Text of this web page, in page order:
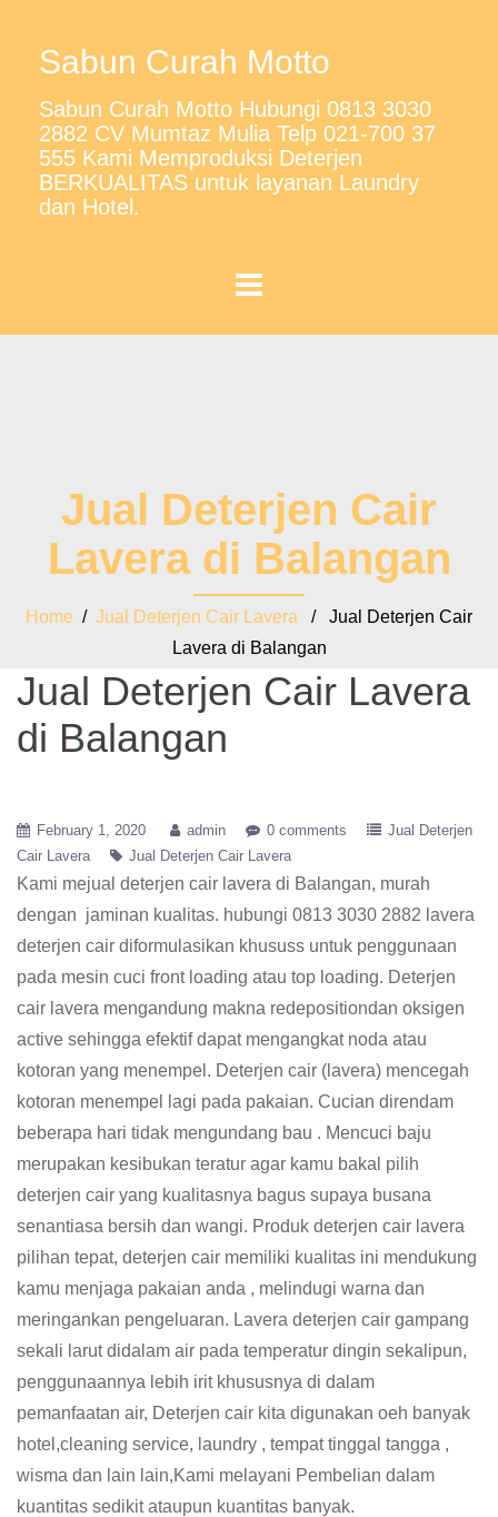
Sabun Curah Motto
Sabun Curah Motto Hubungi 0813 3030
2882 CV Mumtaz Mulia Telp 021-700 37
555 Kami Memproduksi Deterjen
BERKUALITAS untuk layanan Laundry
dan Hotel.
Jual Deterjen Cair
Lavera di Balangan
Home / Jual Deterjen Cair Lavera / Jual Deterjen Cair
Lavera di Balangan
Jual Deterjen Cair Lavera
di Balangan
February 1, 2020 admin 0 comments
Jual Deterjen
Cair Lavera
Jual Deterjen Cair Lavera
Kami mejual deterjen cair lavera di Balangan, murah
dengan jaminan kualitas. hubungi 0813 3030 2882 lavera
deterjen cair diformulasikan khususs untuk penggunaan
pada mesin cuci front loading atau top loading. Deterjen
cair lavera mengandung makna redepositiondan oksigen
active sehingga efektif dapat mengangkat noda atau
kotoran yang menempel. Deterjen cair (lavera) mencegah
kotoran menempel lagi pada pakaian. Cucian direndam
beberapa hari tidak mengundang bau . Mencuci baju
merupakan kesibukan teratur agar kamu bakal pilih
deterjen cair yang kualitasnya bagus supaya busana
senantiasa bersih dan wangi. Produk deterjen cair lavera
pilihan tepat, deterjen cair memiliki kualitas ini mendukung
kamu menjaga pakaian anda , melindugi warna dan
meringankan pengeluaran. Lavera deterjen cair gampang
sekali larut didalam air pada temperatur dingin sekalipun,
penggunaannya lebih irit khususnya di dalam
pemanfaatan air, Deterjen cair kita digunakan oeh banyak
hotel,cleaning service, laundry , tempat tinggal tangga ,
wisma dan lain lain,Kami melayani Pembelian dalam
kuantitas sedikit ataupun kuantitas banyak.